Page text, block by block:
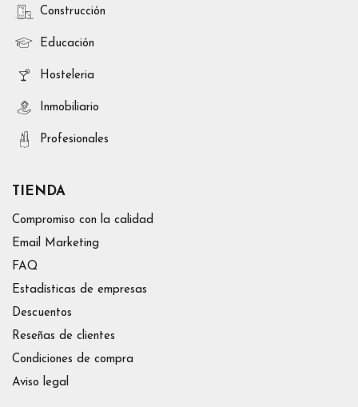
Construcción
Educación
Hosteleria
Inmobiliario
Profesionales
TIENDA
Compromiso con la calidad
Email Marketing
FAQ
Estadísticas de empresas
Descuentos
Reseñas de clientes
Condiciones de compra
Aviso legal